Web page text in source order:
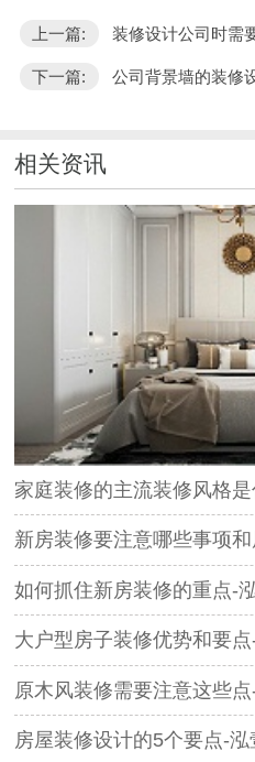
上一篇: 装修设计公司时需
下一篇: 公司背景墙的装修
相关资讯
家庭装修的主流装修风格
新房装修要注意哪些事项
如何抓住新房装修的重点-
大户型房子装修优势和要
原木风装修需要注意这些
房屋装修设计的5个要点-泓